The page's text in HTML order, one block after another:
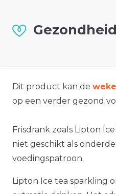
Gezondheid
Dit product kan de
op een verder gezond
Frisdrank zoals Lipton
niet geschikt als
voedingspatroon.
Lipton Ice tea sparkling